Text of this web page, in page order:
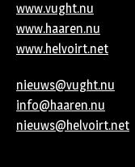
www.vught.nu
www.haaren.nu
www.helvoirt.net
nieuws@vught.nu
info@haaren.nu
nieuws@helvoirt.net